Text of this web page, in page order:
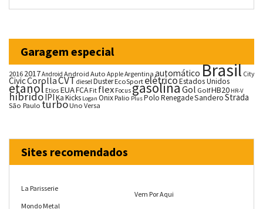
Garagem especial
20162017Android Android Auto AppleArgentina automáticoBrasil City
CivicCorollaCVTdiesel DusterEcoSportelétricoEstados Unidos
etanol Etios EUAFCA Fit flex FocusgasolinaGol GolfHB20 HR-V
híbridoIPIKaKicks Logan OnixPalio PlusPoloRenegadeSanderoStrada
São Paulo turboUno Versa
Sites recomendados
La Parisserie
Mondo Metal
Vem Por Aqui